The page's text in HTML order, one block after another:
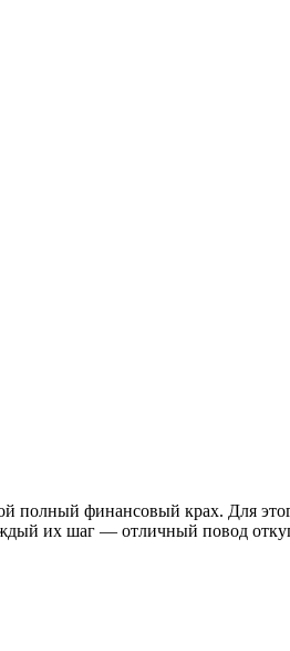
полный финансовый крах. Для
их шаг — отличный повод